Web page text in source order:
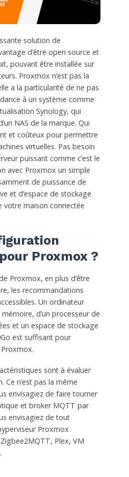
solution de
d’être open source et
pouvant être installée sur
Proxmox n’est pas la
a la particularité de ne pas
à un système comme
Synology, qui
NAS de la marque. Qui
et coûteux pour permettre
virtuelles. Pas besoin
puissant comme c’est le
avec Proxmox un simple
de puissance de
et d’espace de stockage
votre maison connectée
Proxmox ?
Proxmox, en plus d’être
les recommandations
Un ordinateur
d’un processeur de
et un espace de stockage
est suffisant pour
sont à évaluer
Ce n’est pas la même
envisagiez de faire tourner
et broker MQTT par
envisagiez de tout
Proxmox
Plex, VM